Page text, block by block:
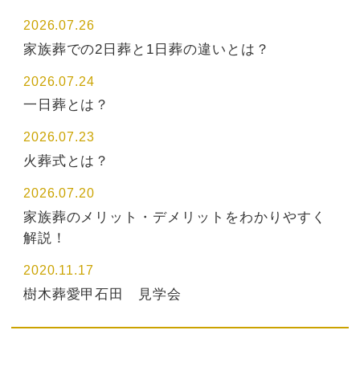
2026.07.26
家族葬での2日葬と1日葬の違いとは？
2026.07.24
一日葬とは？
2026.07.23
火葬式とは？
2026.07.20
家族葬のメリット・デメリットをわかりやすく
解説！
2020.11.17
樹木葬愛甲石田 見学会